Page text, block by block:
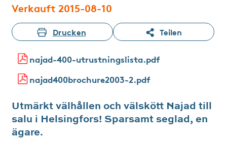
Verkauft 2015-08-10
Drucken Teilen
najad-400-utrustningslista.pdf
najad400brochure2003-2.pdf
Utmärkt välhållen och välskött Najad till
salu i Helsingfors! Sparsamt seglad, en
ägare.